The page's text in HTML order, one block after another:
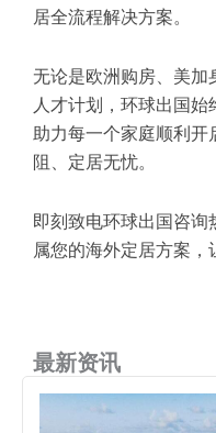
居全流程解决方案。
无论是欧洲购房、美加
人才计划，环球出国始
助力每一个家庭顺利
阻、定居无忧。
即刻致电环球出国咨
属您的海外定居方案，
最新资讯